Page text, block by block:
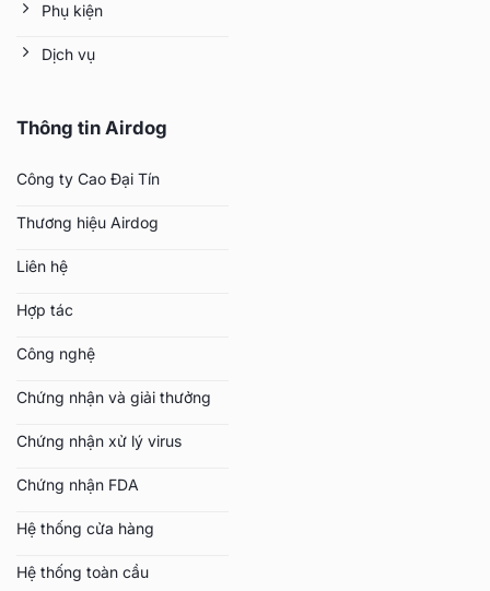
Phụ kiện
Dịch vụ
Thông tin Airdog
Công ty Cao Đại Tín
Thương hiệu Airdog
Liên hệ
Hợp tác
Công nghệ
Chứng nhận và giải thưởng
Chứng nhận xử lý virus
Chứng nhận FDA
Hệ thống cửa hàng
Hệ thống toàn cầu